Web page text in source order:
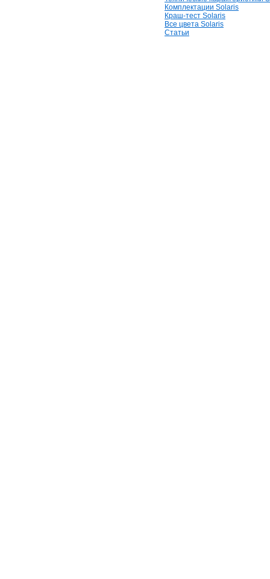
Комплектации Solaris
Краш-тест Solaris
Все цвета Solaris
Статьи